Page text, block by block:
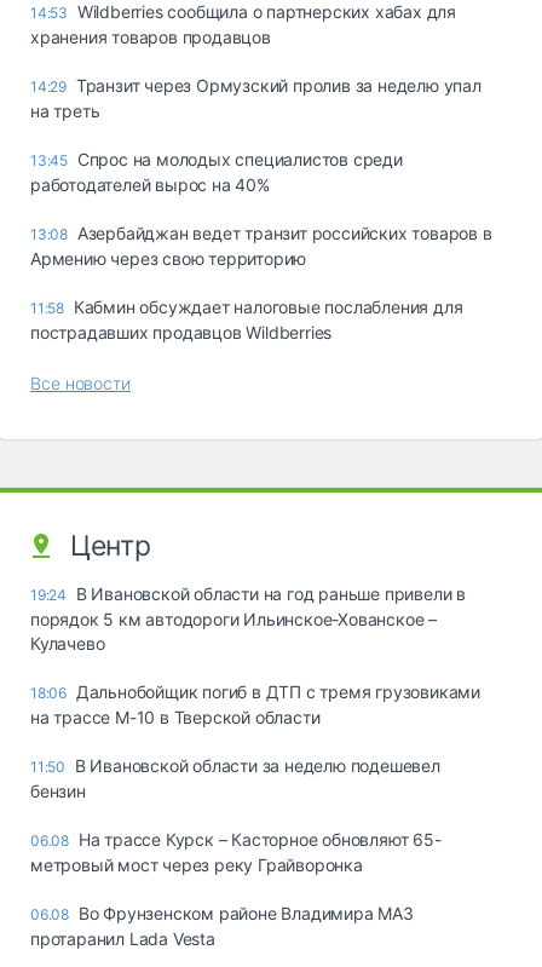
14:53 Wildberries сообщила о партнерских хабах для
хранения товаров продавцов
14:29 Транзит через Ормузский пролив за неделю упал
на треть
13:45 Спрос на молодых специалистов среди
работодателей вырос на 40%
13:08 Азербайджан ведет транзит российских товаров в
Армению через свою территорию
11:58 Кабмин обсуждает налоговые послабления для
пострадавших продавцов Wildberries
Все новости
Центр
19:24
В Ивановской области на год раньше привели в
порядок 5 км автодороги Ильинское-Хованское –
Кулачево
18:06 Дальнобойщик погиб в ДТП с тремя грузовиками
на трассе М-10 в Тверской области
11:50
В Ивановской области за неделю подешевел
бензин
06.08 На трассе Курск – Касторное обновляют 65-
метровый мост через реку Грайворонка
06.08 Во Фрунзенском районе Владимира МАЗ
протаранил Lada Vesta